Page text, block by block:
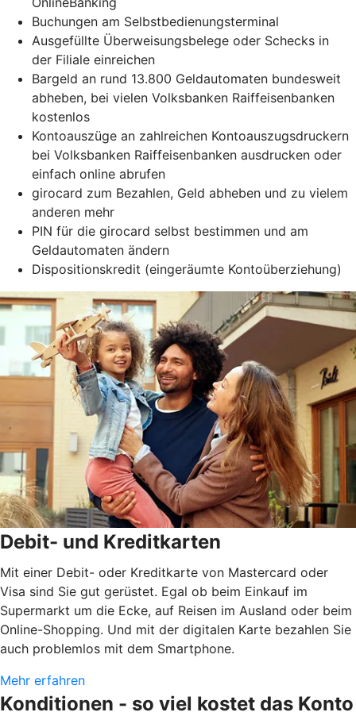
Buchungen am Selbstbedienungsterminal
Ausgefüllte Überweisungsbelege oder Schecks in
der Filiale einreichen
Bargeld an rund 13.800 Geldautomaten bundesweit
abheben, bei vielen Volksbanken Raiffeisenbanken
kostenlos
Kontoauszüge an zahlreichen Kontoauszugsdruckern
bei Volksbanken Raiffeisenbanken ausdrucken oder
einfach online abrufen
girocard zum Bezahlen, Geld abheben und zu vielem
anderen mehr
PIN für die girocard selbst bestimmen und am
Geldautomaten ändern
Dispositionskredit (eingeräumte Kontoüberziehung)
Debit- und Kreditkarten
Mit einer Debit- oder Kreditkarte von Mastercard oder
Visa sind Sie gut gerüstet. Egal ob beim Einkauf im
Supermarkt um die Ecke, auf Reisen im Ausland oder beim
Online-Shopping. Und mit der digitalen Karte bezahlen Sie
auch problemlos mit dem Smartphone.
Mehr erfahren
Konditionen - so viel kostet das Konto